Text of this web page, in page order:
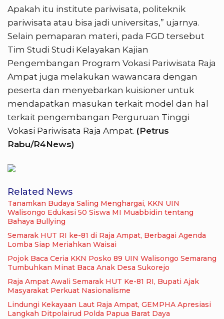
Apakah itu institute pariwisata, politeknik
pariwisata atau bisa jadi universitas,” ujarnya.
Selain pemaparan materi, pada FGD tersebut
Tim Studi Studi Kelayakan Kajian
Pengembangan Program Vokasi Pariwisata Raja
Ampat juga melakukan wawancara dengan
peserta dan menyebarkan kuisioner untuk
mendapatkan masukan terkait model dan hal
terkait pengembangan Perguruan Tinggi
Vokasi Pariwisata Raja Ampat. (Petrus
Rabu/R4News)
Related News
Tanamkan Budaya Saling Menghargai, KKN UIN
Walisongo Edukasi 50 Siswa MI Muabbidin tentang
Bahaya Bullying
Semarak HUT RI ke-81 di Raja Ampat, Berbagai Agenda
Lomba Siap Meriahkan Waisai
Pojok Baca Ceria KKN Posko 89 UIN Walisongo Semarang
Tumbuhkan Minat Baca Anak Desa Sukorejo
Raja Ampat Awali Semarak HUT Ke-81 RI, Bupati Ajak
Masyarakat Perkuat Nasionalisme
Lindungi Kekayaan Laut Raja Ampat, GEMPHA Apresiasi
Langkah Ditpolairud Polda Papua Barat Daya